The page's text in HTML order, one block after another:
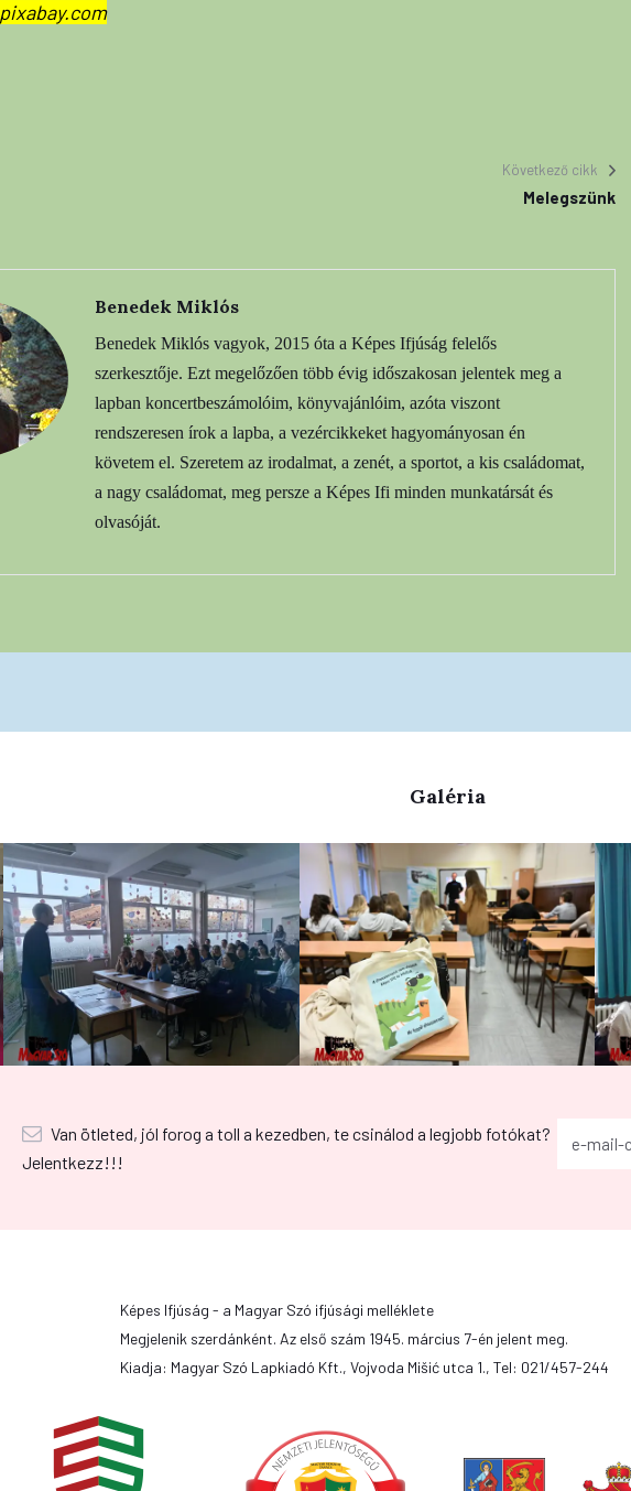
pixabay.com
Következő cikk
Melegszünk
Benedek Miklós
Benedek Miklós vagyok, 2015 óta a Képes Ifjúság felelős
szerkesztője. Ezt megelőzően több évig időszakosan jelentek meg a
lapban koncertbeszámolóim, könyvajánlóim, azóta viszont
rendszeresen írok a lapba, a vezércikkeket hagyományosan én
követem el. Szeretem az irodalmat, a zenét, a sportot, a kis családomat,
a nagy családomat, meg persze a Képes Ifi minden munkatársát és
olvasóját.
Galéria
Van ötleted, jól forog a toll a kezedben, te csinálod a legjobb fotókat?
Jelentkezz!!!
Képes Ifjúság - a Magyar Szó ifjúsági melléklete
Megjelenik szerdánként. Az első szám 1945. március 7-én jelent meg.
Kiadja: Magyar Szó Lapkiadó Kft., Vojvoda Mišić utca 1., Tel: 021/457-244